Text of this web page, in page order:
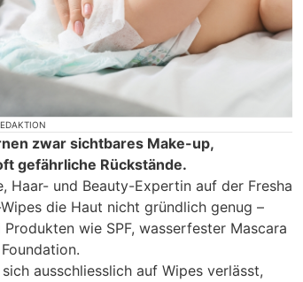
zwar sichtbares Make-up,
gefährliche Rückstände.
Haar- und Beauty-Expertin auf der Fresha
die Haut nicht gründlich genug –
wie SPF, wasserfester Mascara
ausschliesslich auf Wipes verlässt,